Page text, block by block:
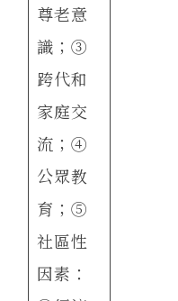
尊老意
識；③
跨代和
家庭交
流；④
公眾教
育；⑤
社區性
因素：